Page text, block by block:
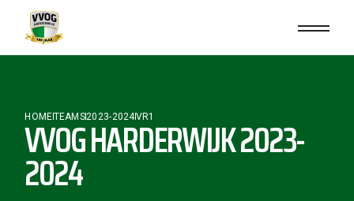
HOMETEAMS2023-2024VR1
VVOG HARDERWIJK 2023-
2024